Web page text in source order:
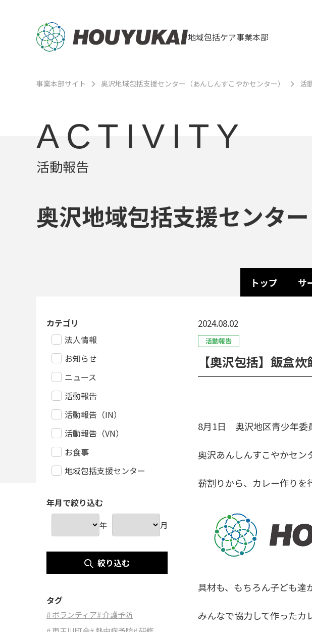
地域包括ケア事業本部
事業本部サイト 奥沢地域包括支援センター（あんしんすこやかセンター） 活
ACTIVITY
活動報告
奥沢地域包括支援センタ
トップ サ
2024.08.02
活動報告
【奥沢包括】飯盒
8月1日 奥沢地区青少年委
奥沢あんしんすこやかセン
薪割りから、カレー作りを
具材も、もちろん子ども達
みんなで協力して作ったカ
カテゴリ
法人情報
お知らせ
ニュース
活動報告
活動報告（IN）
活動報告（VN）
お食事
地域包括支援センター
年月で絞り込む
年 月
絞り込む
タグ
# ボランティア# 介護予防